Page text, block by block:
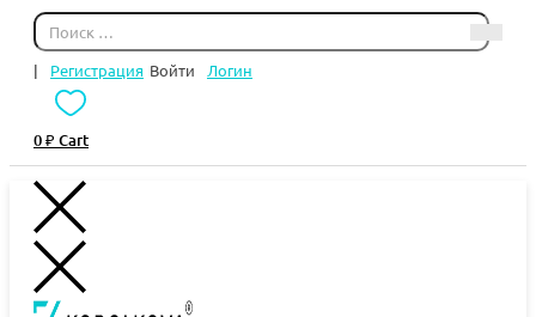
| Регистрация Войти Логин
0₽ Cart